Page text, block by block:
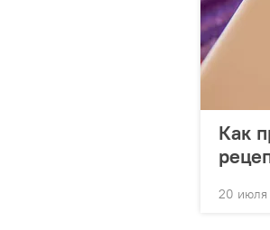
Как
20 июля